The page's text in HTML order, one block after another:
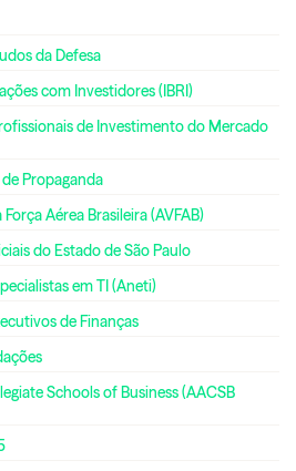
da Defesa
com Investidores (IBRI)
de Investimento do Mercado
Propaganda
Aérea Brasileira (AVFAB)
do Estado de São Paulo
em TI (Aneti)
de Finanças
Schools of Business (AACSB